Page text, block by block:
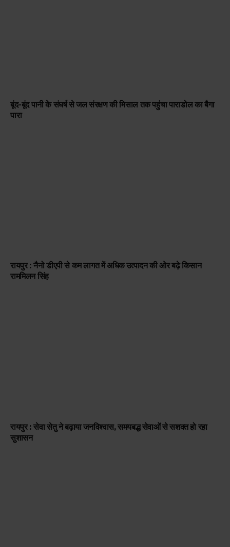
बूंद-बूंद पानी के संघर्ष से जल संरक्षण की मिसाल तक पहुंचा पाराडोल का बैगा
पारा
रायपुर : नैनो डीएपी से कम लागत में अधिक उत्पादन की ओर बढ़े किसान
राममिलन सिंह
रायपुर : सेवा सेतु ने बढ़ाया जनविश्वास, समयबद्ध सेवाओं से सशक्त हो रहा
सुशासन